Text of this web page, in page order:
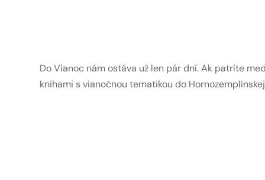
Do Vianoc nám ostáva už len pár dní. Ak patríte
knihami s vianočnou tematikou do